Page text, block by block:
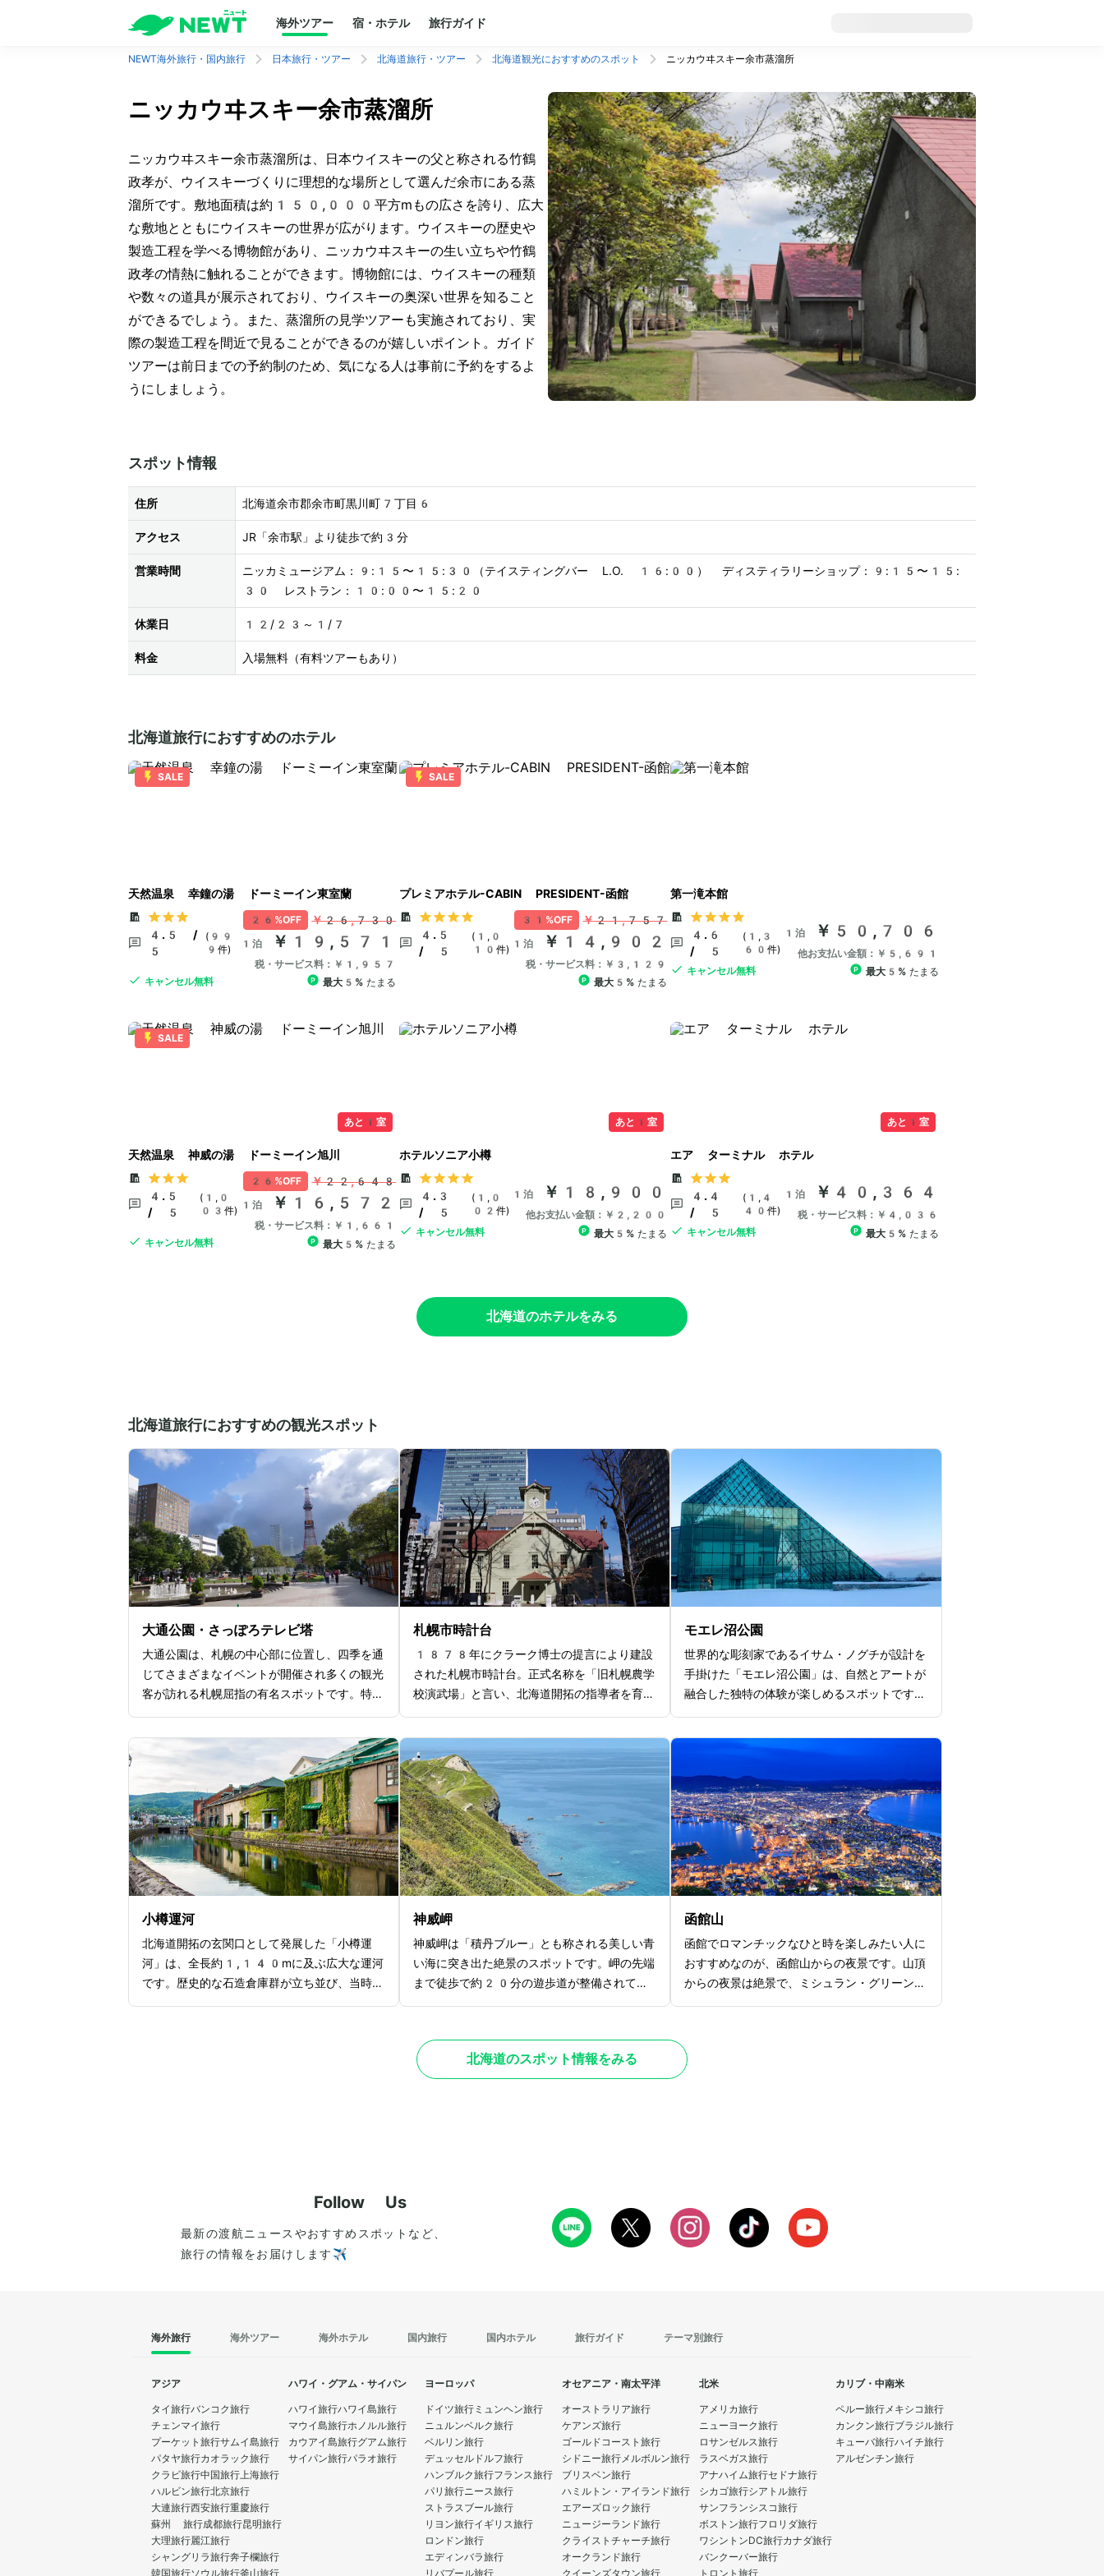
海外ツアー 宿・ホテル 旅行ガイド
NEWT海外旅行・国内旅行 日本旅行・ツアー 北海道旅行・ツアー 北海道観光におすすめのスポット ニッカウヰスキー余市蒸溜所
ニッカウヰスキー余市蒸溜所
ニッカウヰスキー余市蒸溜所は、日本ウイスキーの父と称される竹鶴
政孝が、ウイスキーづくりに理想的な場所として選んだ余市にある蒸
溜所です。敷地面積は約150,000平方mもの広さを誇り、広大
な敷地とともにウイスキーの世界が広がります。ウイスキーの歴史や
製造工程を学べる博物館があり、ニッカウヰスキーの生い立ちや竹鶴
政孝の情熱に触れることができます。博物館には、ウイスキーの種類
や数々の道具が展示されており、ウイスキーの奥深い世界を知ること
ができるでしょう。また、蒸溜所の見学ツアーも実施されており、実
際の製造工程を間近で見ることができるのが嬉しいポイント。ガイド
ツアーは前日までの予約制のため、気になる人は事前に予約をするよ
うにしましょう。
スポット情報
住所 北海道余市郡余市町黒川町7丁目6
アクセス JR「余市駅」より徒歩で約3分
営業時間
ニッカミュージアム：9:15〜15:30（テイスティングバー L.O. 16:00） ディスティラリーショップ：9:15〜15:
30 レストラン：10:00〜15:20
休業日 12/23～1/7
料金 入場無料（有料ツアーもあり）
北海道旅行におすすめのホテル
SALE
天然温泉 幸鐘の湯 ドーミーイン東室蘭
4.5 /
5
(99
9件)
キャンセル無料
26%OFF ￥26,730
1泊 ￥19,571
税・サービス料：￥1,957
最大5% たまる
SALE
プレミアホテル-CABIN PRESIDENT-函館
4.5
/ 5
(1,0
10件)
31%OFF ￥21,757
1泊 ￥14,902
税・サービス料：￥3,129
最大5% たまる
第一滝本館
4.6
/ 5
(1,3
60件)
キャンセル無料
1泊 ￥50,706
他お支払い金額：￥5,691
最大5% たまる
SALE
あと1室
天然温泉 神威の湯 ドーミーイン旭川
4.5
/ 5
(1,0
03件)
キャンセル無料
26%OFF ￥22,648
1泊 ￥16,572
税・サービス料：￥1,661
最大5% たまる
あと1室
ホテルソニア小樽
4.3
/ 5
(1,0
02件)
キャンセル無料
1泊 ￥18,900
他お支払い金額：￥2,200
最大5% たまる
あと1室
エア ターミナル ホテル
4.4
/ 5
(1,4
40件)
キャンセル無料
1泊 ￥40,364
税・サービス料：￥4,036
最大5% たまる
北海道のホテルをみる
北海道旅行におすすめの観光スポット
大通公園・さっぽろテレビ塔
大通公園は、札幌の中心部に位置し、四季を通
じてさまざまなイベントが開催され多くの観光
客が訪れる札幌屈指の有名スポットです。特に
ン」は、大規模な公園内に設置されており、北
海道産のビールや料理で楽しいひと時を過ごす
ことができます。また、冬の一大イベントとし
て有名なのが「さっぽろ雪まつり」です。巨大
な雪像や氷の彫刻が並び、幻想的なライトアッ
プが魅力の祭典です。また、大通公園の東端に
佇む「さっぽろテレビ塔」もおすすめ。展望台
からは、札幌の街並みや遠くに広がる山々の景
色を一望でき、美しい景観に感動することでし
札幌市時計台
1878年にクラーク博士の提言により建設
された札幌市時計台。正式名称を「旧札幌農学
校演武場」と言い、北海道開拓の指導者を育成
造建築が目を引きます。外部から建築美を眺め
るのがもちろん、実際に時計台の中に入るのも
おすすめ。内部は見学可能で、さまざまな展示
物を通じて時計台の歴史や機能を学ぶことがで
きます。特に、同じ型の時計展示や、時計台の
メカニズムを詳細に解説した展示があり、時計
の仕組みをわかりやすく学べることでしょう。
夜にはライトアップもされ、幻想的な雰囲気が
漂うのもおすすめポイント。昼間とは違った美
しさを楽しむことができる魅力溢れるスポット
です。
モエレ沼公園
世界的な彫刻家であるイサム・ノグチが設計を
手掛けた「モエレ沼公園」は、自然とアートが
融合した独特の体験が楽しめるスポットです。
きポイント。山頂からは公園全体を見渡すこと
ができ、季節ごとに変化する風景を楽しむこと
ができます。また、象徴的な建築物として見逃
せないのが「ガラスのピラミッド」。雪冷房が
導入されており、夏でも涼しく快適に過ごせる
場所となっています。思い切り体を動かしたい
人におすすめなのが、公園内に整備された芝生
広場やサイクリングロードです。広大な芝生で
ピクニックを楽しんだり、サイクリングやラン
いいでしょう。
小樽運河
北海道開拓の玄関口として発展した「小樽運
河」は、全長約1,140mに及ぶ広大な運河
です。歴史的な石造倉庫群が立ち並び、当時の
路」というイベントも魅力です。運河沿いにキ
しむことができます。
神威岬
神威岬は「積丹ブルー」とも称される美しい青
い海に突き出た絶景のスポットです。岬の先端
まで徒歩で約20分の遊歩道が整備されてお
一帯に黄色のエゾカンゾウが咲き誇り、鮮やか
な海の青と花の黄色のコントラストが一層美し
さを引き立てます。まるで絵画のような風景を
で、海の生き物たちとの触れ合いも楽しんでみ
てください。
函館山
函館でロマンチックなひと時を楽しみたい人に
おすすめなのが、函館山からの夜景です。山頂
からの夜景は絶景で、ミシュラン・グリーンガ
が特徴です。函館山へのアクセス方法としてお
めながら食事や飲み物を楽しむのもおすすめで
す。
北海道のスポット情報をみる
Follow Us
最新の渡航ニュースやおすすめスポットなど、
旅行の情報をお届けします✈️
海外旅行 海外ツアー 海外ホテル 国内旅行 国内ホテル 旅行ガイド テーマ別旅行
アジア
タイ旅行バンコク旅行
チェンマイ旅行
プーケット旅行サムイ島旅行
パタヤ旅行カオラック旅行
クラビ旅行中国旅行上海旅行
ハルビン旅行北京旅行
大連旅行西安旅行重慶旅行
蘇州 旅行成都旅行昆明旅行
大理旅行麗江旅行
シャングリラ旅行奔子欄旅行
韓国旅行ソウル旅行釜山旅行
ハワイ・グアム・サイパン
ハワイ旅行ハワイ島旅行
マウイ島旅行ホノルル旅行
カウアイ島旅行グアム旅行
サイパン旅行パラオ旅行
ヨーロッパ
ドイツ旅行 ミュンヘン旅行
ニュルンベルク旅行
ベルリン旅行
デュッセルドルフ旅行
ハンブルク旅行フランス旅行
パリ旅行ニース旅行
ストラスブール旅行
リヨン旅行イギリス旅行
ロンドン旅行
エディンバラ旅行
リバプール旅行
オセアニア・南太平洋
オーストラリア旅行
ケアンズ旅行
ゴールドコースト旅行
シドニー旅行メルボルン旅行
ブリスベン旅行
ハミルトン・アイランド旅行
エアーズロック旅行
ニュージーランド旅行
クライストチャーチ旅行
オークランド旅行
クイーンズタウン旅行
北米
アメリカ旅行
ニューヨーク旅行
ロサンゼルス旅行
ラスベガス旅行
アナハイム旅行セドナ旅行
シカゴ旅行シアトル旅行
サンフランシスコ旅行
ボストン旅行フロリダ旅行
ワシントンDC旅行カナダ旅行
バンクーバー旅行
トロント旅行
カリブ・中南米
ペルー旅行メキシコ旅行
カンクン旅行ブラジル旅行
キューバ旅行ハイチ旅行
アルゼンチン旅行